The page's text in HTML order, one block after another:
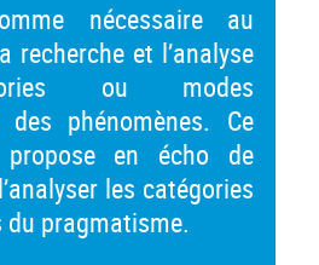
nécessaire au
recherche et l’analyse
ou modes
des phénomènes. Ce
en écho de
les catégories
pragmatisme.